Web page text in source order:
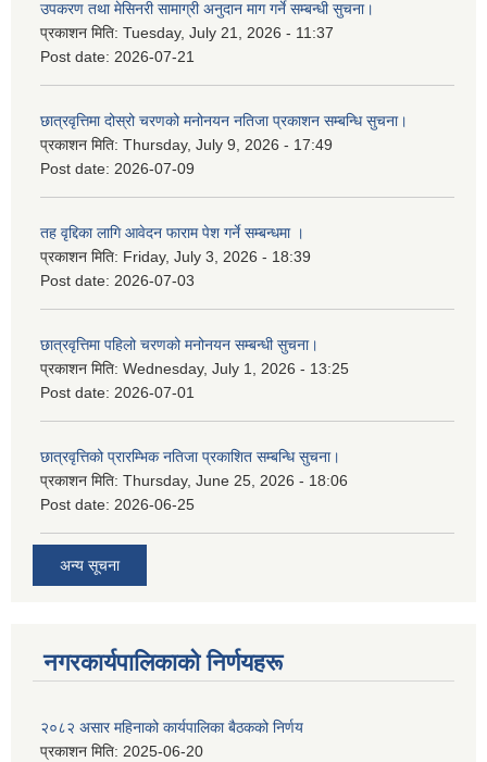
उपकरण तथा मेसिनरी सामाग्री अनुदान माग गर्ने सम्बन्धी सुचना।
प्रकाशन मिति: Tuesday, July 21, 2026 - 11:37
Post date: 2026-07-21
छात्रवृत्तिमा दोस्रो चरणको मनोनयन नतिजा प्रकाशन सम्बन्धि सुचना।
प्रकाशन मिति: Thursday, July 9, 2026 - 17:49
Post date: 2026-07-09
तह वृद्दिका लागि आवेदन फाराम पेश गर्ने सम्बन्धमा ।
प्रकाशन मिति: Friday, July 3, 2026 - 18:39
Post date: 2026-07-03
छात्रवृत्तिमा पहिलो चरणको मनोनयन सम्बन्धी सुचना।
प्रकाशन मिति: Wednesday, July 1, 2026 - 13:25
Post date: 2026-07-01
छात्रवृत्तिको प्रारम्भिक नतिजा प्रकाशित सम्बन्धि सुचना।
प्रकाशन मिति: Thursday, June 25, 2026 - 18:06
Post date: 2026-06-25
अन्य सूचना
नगरकार्यपालिकाकाे निर्णयहरू
२०८२ असार महिनाको कार्यपालिका बैठकको निर्णय
प्रकाशन मिति: 2025-06-20